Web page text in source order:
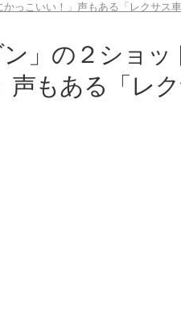
っこいい！」声もある「レクサス
」の２ショッ
声もある「レ